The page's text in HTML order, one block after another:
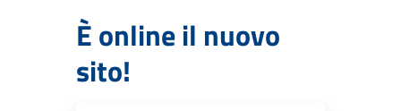
È online il nuovo
sito!